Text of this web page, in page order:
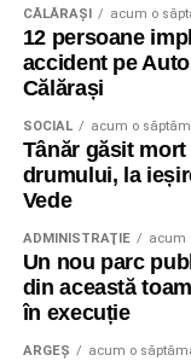
Având în vedere
afectați să
bunăvoință”, a
Ghibanu – vicar
Urmărește
CĂLĂRAŞI acum o
12 persoane
accident pe
Călărași
SOCIAL acum o
Tânăr găsit
drumului, la
Vede
ADMINISTRAŢIE acum
Un nou parc
din această
în execuție
ARGEȘ acum o